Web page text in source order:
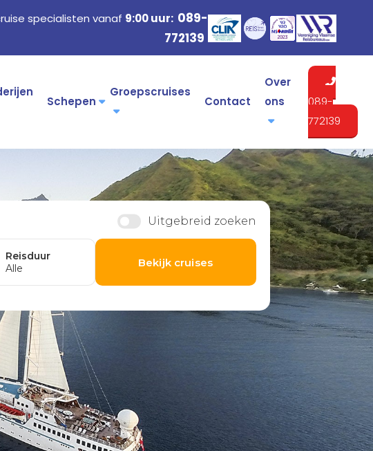
specialisten vanaf 9:00 uur: 089-
772139
Schepen
Groepscruises
Contact
Over
ons
089-
772139